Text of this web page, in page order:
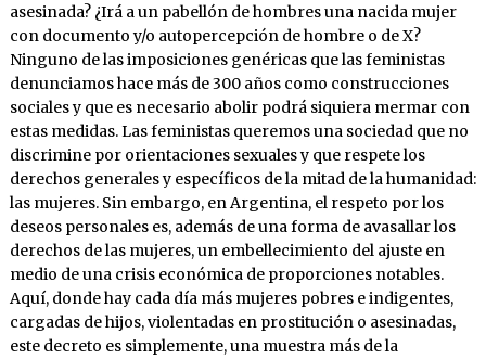
asesinada? ¿Irá a un pabellón de hombres una nacida mujer
con documento y/o autopercepción de hombre o de X?
Ninguno de las imposiciones genéricas que las feministas
denunciamos hace más de 300 años como construcciones
sociales y que es necesario abolir podrá siquiera mermar con
estas medidas. Las feministas queremos una sociedad que no
discrimine por orientaciones sexuales y que respete los
derechos generales y específicos de la mitad de la humanidad:
las mujeres. Sin embargo, en Argentina, el respeto por los
deseos personales es, además de una forma de avasallar los
derechos de las mujeres, un embellecimiento del ajuste en
medio de una crisis económica de proporciones notables.
Aquí, donde hay cada día más mujeres pobres e indigentes,
cargadas de hijos, violentadas en prostitución o asesinadas,
este decreto es simplemente, una muestra más de la